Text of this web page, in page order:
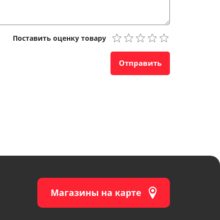
Поставить оценку товару
Отправить
Магазины на карте